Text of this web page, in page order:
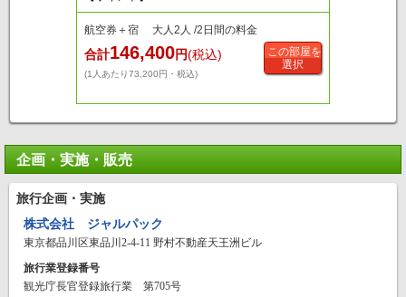
航空券＋宿 大人2人 /2日間の料金
合計146,400円(税込)
(1人あたり73,200円・税込)
この部屋を
選択
企画・実施・販売
旅行企画・実施
株式会社 ジャルパック
東京都品川区東品川2-4-11 野村不動産天王洲ビル
旅行業登録番号
観光庁長官登録旅行業 第705号